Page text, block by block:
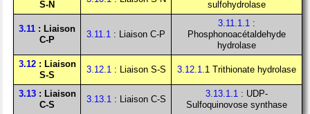
S-N
sulfohydrolase
3.11 : Liaison
C-P
3.11.1 : Liaison C-P
3.11.1.1 :
Phosphonoacétaldehyde
hydrolase
3.12: Liaison
S-S
3.12.1: Liaison S-S 3.12.1.1 Trithionate hydrolase
3.13: Liaison
C-S
3.13.1: Liaison C-S
3.13.1.1 : UDP-
Sulfoquinovose synthase